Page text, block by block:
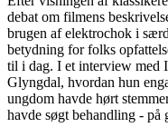
debat om filmens
brugen af elektrochok i
betydning for folks
til i dag. I et interview med
Glyngdal, hvordan hun
ungdom havde hørt
havde søgt behandling - på